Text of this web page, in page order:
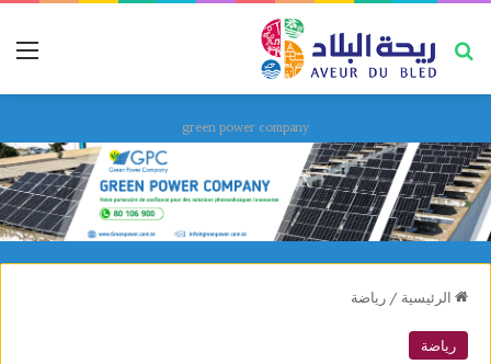
بحث عن
green power company
الرئيسية / رياضة
رياضة